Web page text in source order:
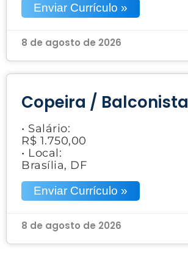
Enviar Currículo »
8 de agosto de 2026
Copeira / Balconista
• Salário:
R$ 1.750,00
• Local:
Brasília, DF
Enviar Currículo »
8 de agosto de 2026